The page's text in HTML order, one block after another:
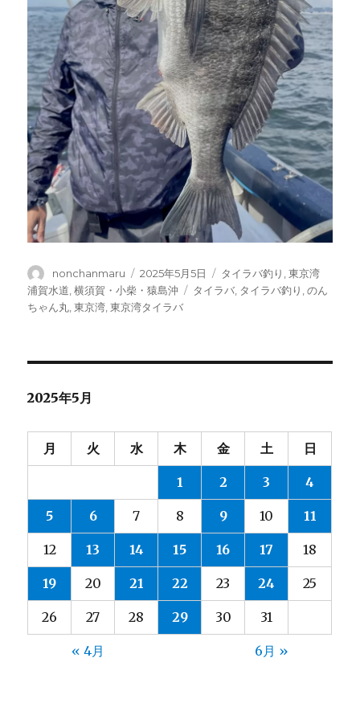
投
稿
者
nonchanmaru
投
稿
日:
2025年5月5日
カ
テ
タイラバ釣り ,東京湾
浦賀水道 ,横須賀・小柴・猿島沖
タ
タイラバ タイラバ釣り ,のん
ちゃん丸 ,東京湾 ,東京湾タイラバ
2025年5月
月 火 水 木 金 土 日
1 2 3 4
5 6 7 8 9 10 11
12 13 14 15 16 17 18
19 20 21 22 23 24 25
26 27 28 29 30 31
« 4月 6月 »